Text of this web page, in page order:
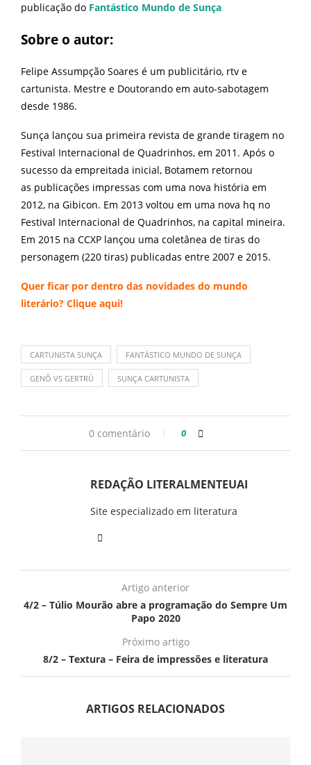
publicação do Fantástico Mundo de Sunça
Sobre o autor:
Felipe Assumpção Soares é um publicitário, rtv e
cartunista. Mestre e Doutorando em auto-sabotagem
desde 1986.
Sunça lançou sua primeira revista de grande tiragem no
Festival Internacional de Quadrinhos, em 2011. Após o
sucesso da empreitada inicial, Botamem retornou
as publicações impressas com uma nova história em
2012, na Gibicon. Em 2013 voltou em uma nova hq no
Festival Internacional de Quadrinhos, na capital mineira.
Em 2015 na CCXP lançou uma coletânea de tiras do
personagem (220 tiras) publicadas entre 2007 e 2015.
Quer ficar por dentro das novidades do mundo
literário? Clique aqui!
CARTUNISTA SUNÇA FANTÁSTICO MUNDO DE SUNÇA
GENÔ VS GERTRÚ SUNÇA CARTUNISTA
0 comentário 0
REDAÇÃO LITERALMENTEUAI
Site especializado em literatura
Artigo anterior
4/2 – Túlio Mourão abre a programação do Sempre Um
Papo 2020
Próximo artigo
8/2 – Textura – Feira de impressões e literatura
ARTIGOS RELACIONADOS